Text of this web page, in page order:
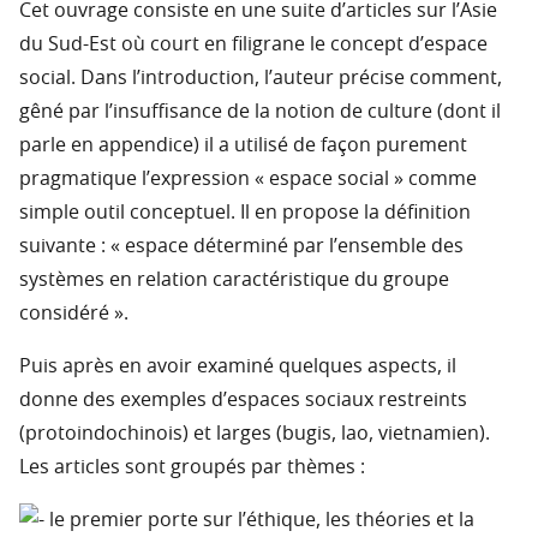
Cet ouvrage consiste en une suite d’articles sur l’Asie
du Sud-Est où court en filigrane le concept d’espace
social. Dans l’introduction, l’auteur précise comment,
gêné par l’insuffisance de la notion de culture (dont il
parle en appendice) il a utilisé de façon purement
pragmatique l’expression « espace social » comme
simple outil conceptuel. Il en propose la définition
suivante : « espace déterminé par l’ensemble des
systèmes en relation caractéristique du groupe
considéré ».
Puis après en avoir examiné quelques aspects, il
donne des exemples d’espaces sociaux restreints
(protoindochinois) et larges (bugis, lao, vietnamien).
Les articles sont groupés par thèmes :
le premier porte sur l’éthique, les théories et la